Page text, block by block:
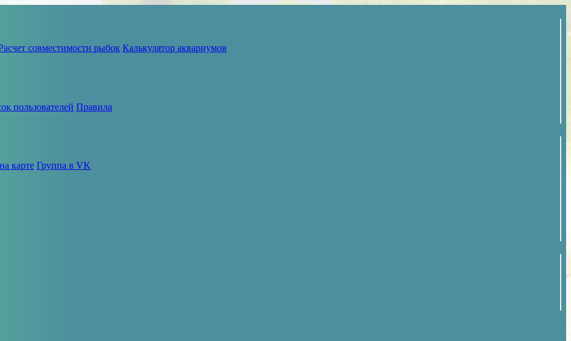
совместимости рыбок Калькулятор аквариумов
пользователей Правила
карте Группа в VK